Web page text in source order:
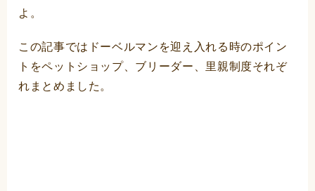
よ。
この記事ではドーベルマンを迎え入れる時のポイン
トをペットショップ、ブリーダー、里親制度それぞ
れまとめました。